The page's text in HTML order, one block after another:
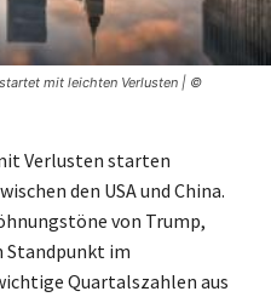
mit leichten Verlusten | ©
Verlusten starten
den USA und China.
von Trump,
Standpunkt im
Quartalszahlen aus